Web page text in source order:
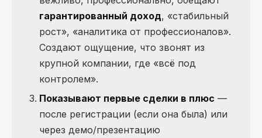
гарантированный доход, «стабильный
рост», «аналитика от профессионалов».
Создают ощущение, что звонят из
крупной компании, где «всё под
контролем».
Показывают первые сделки в плюс —
после регистрации (если она была) или
через демо/презентацию